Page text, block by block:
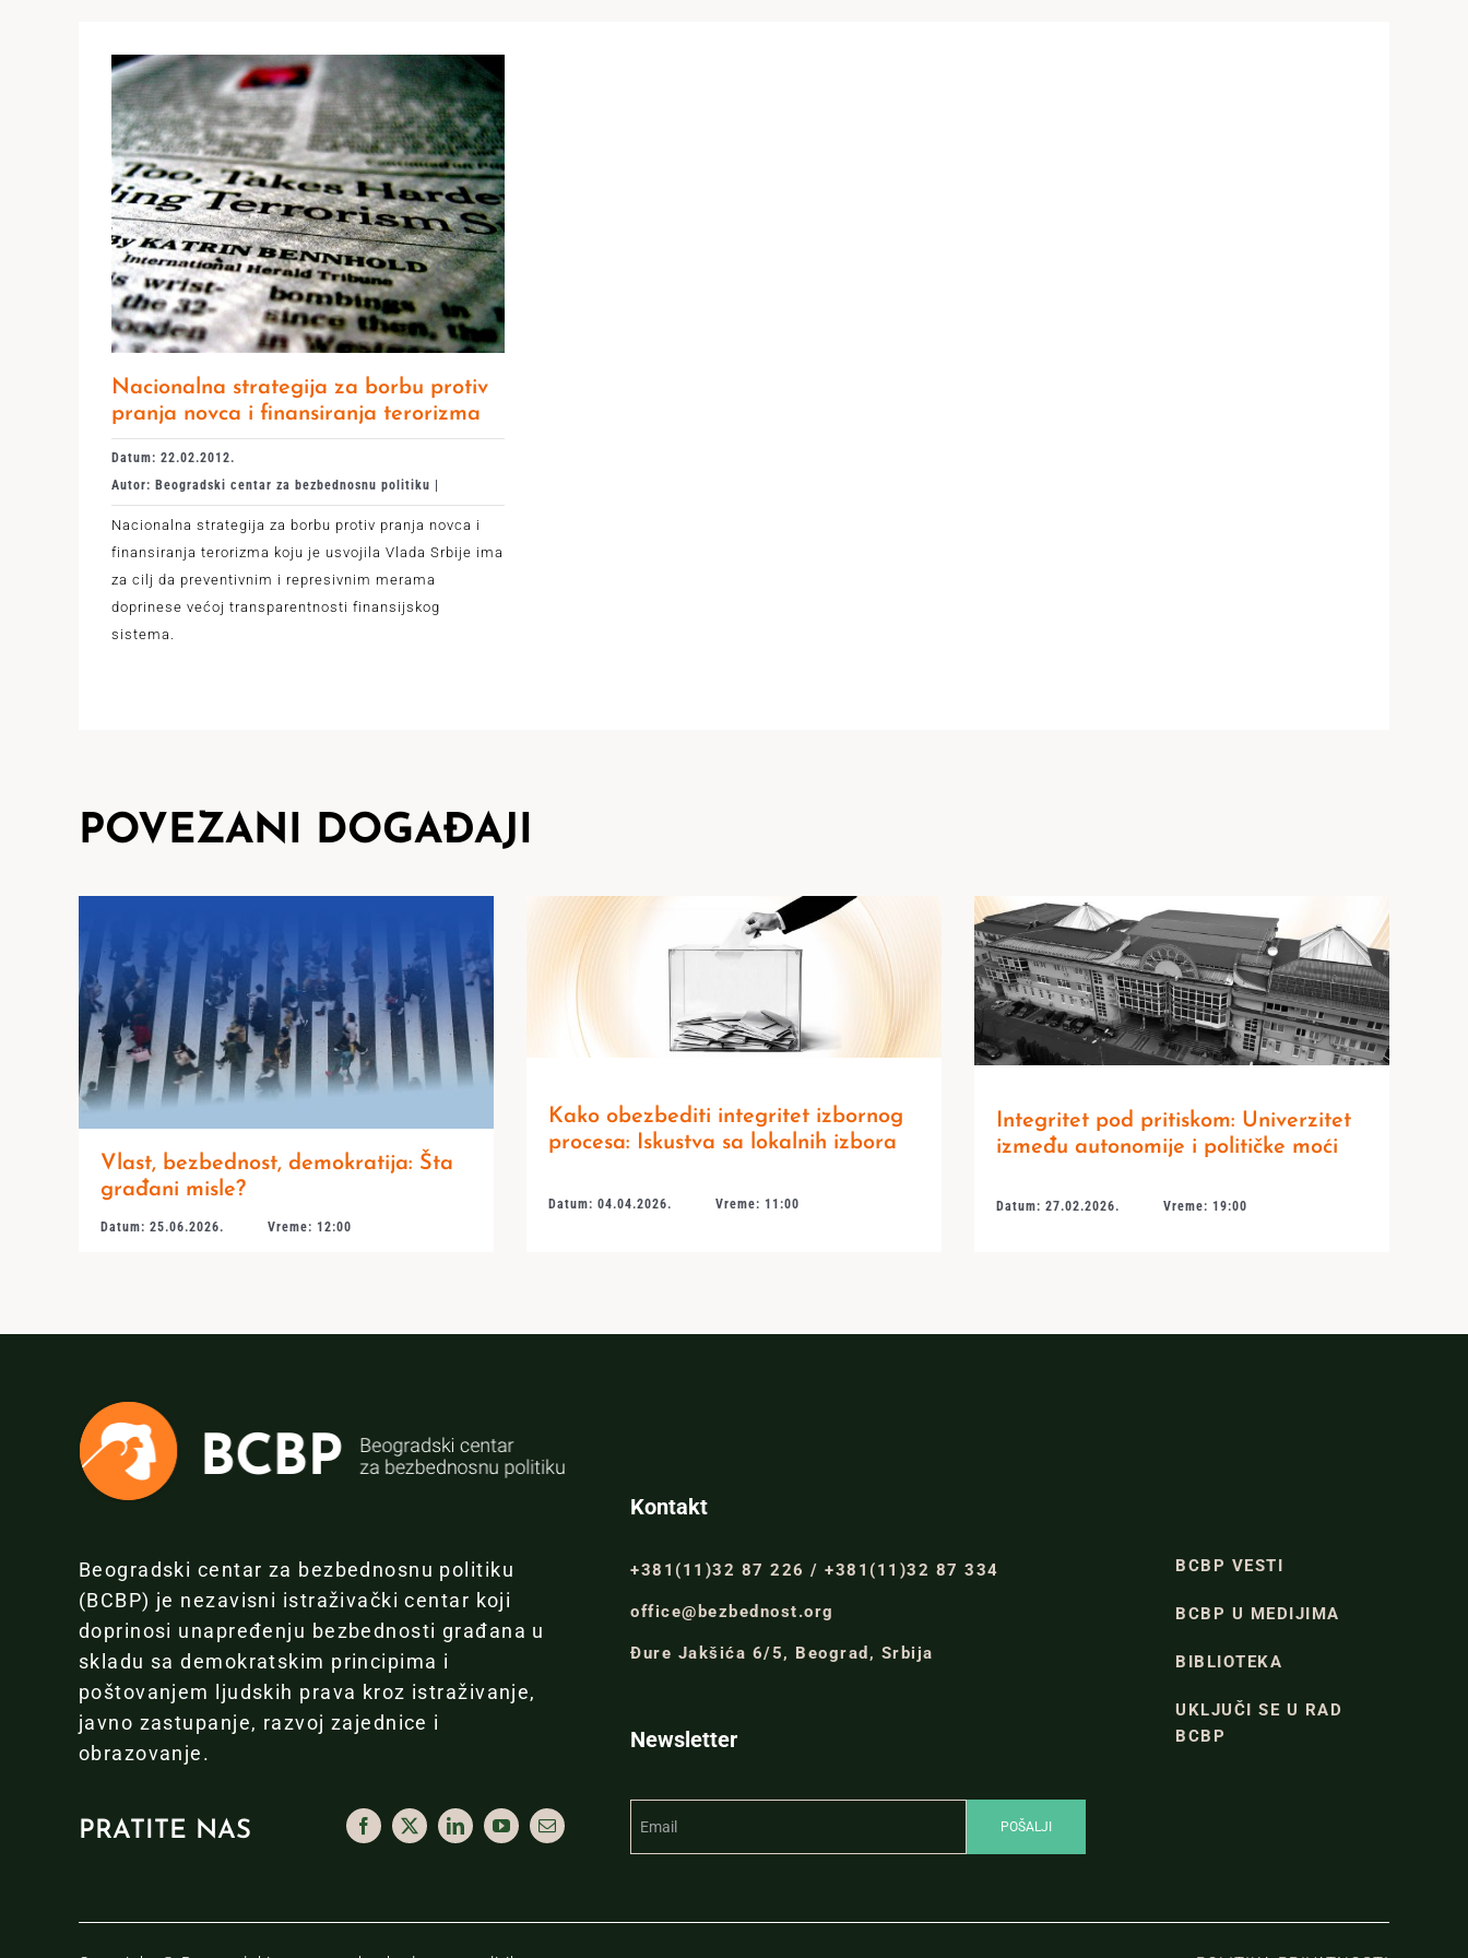
Nacionalna strategija za borbu protiv
pranja novca i finansiranja terorizma
Datum: 22.02.2012.
Autor: Beogradski centar za bezbednosnu politiku |
Nacionalna strategija za borbu protiv pranja novca i
finansiranja terorizma koju je usvojila Vlada Srbije ima
za cilj da preventivnim i represivnim merama
doprinese većoj transparentnosti finansijskog
sistema.
POVEZANI DOGAĐAJI
Vlast, bezbednost, demokratija: Šta
građani misle?
Datum: 25.06.2026. Vreme: 12:00
Kako obezbediti integritet izbornog
procesa: Iskustva sa lokalnih izbora
Datum: 04.04.2026. Vreme: 11:00
Integritet pod pritiskom: Univerzitet
između autonomije i političke moći
Datum: 27.02.2026. Vreme: 19:00
Beogradski centar za bezbednosnu politiku
(BCBP) je nezavisni istraživački centar koji
doprinosi unapređenju bezbednosti građana u
skladu sa demokratskim principima i
poštovanjem ljudskih prava kroz istraživanje,
javno zastupanje, razvoj zajednice i
obrazovanje.
PRATITE NAS
Kontakt
+381(11)32 87 226 / +381(11)32 87 334
office@bezbednost.org
Đure Jakšića 6/5, Beograd, Srbija
Newsletter
BCBP VESTI
BCBP U MEDIJIMA
BIBLIOTEKA
UKLJUČI SE U RAD
BCBP